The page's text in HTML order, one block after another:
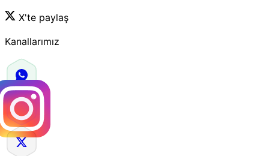
X'te paylaş
Kanallarımız